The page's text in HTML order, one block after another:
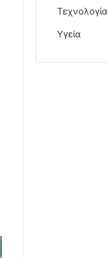
Τεχνολογία
Υγεία